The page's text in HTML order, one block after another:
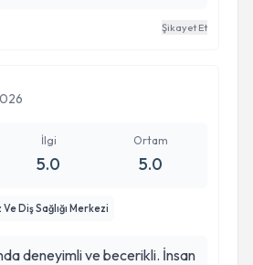
Şikayet Et
İlgi
5.0
Ortam
5.0
Diş Sağlığı Merkezi
deneyimli ve becerikli. İnsan